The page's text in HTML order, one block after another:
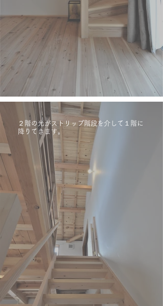
２階の光がストリップ階段を介して１階に
降りてきます。